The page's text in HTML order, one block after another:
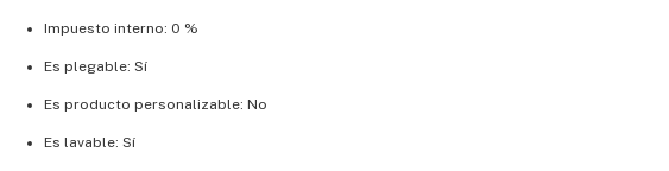
Impuesto interno: 0 %
Es plegable: Sí
Es producto personalizable: No
Es lavable: Sí